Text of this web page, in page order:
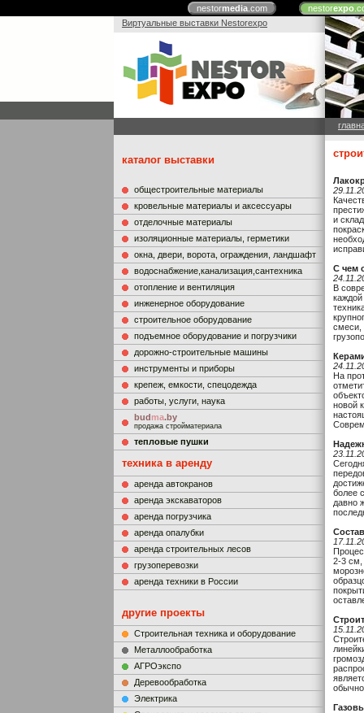
nestormedia.com nestorexpo
Виртуальные выставки Nestorexpo
каталог выставки
общестроительные материалы
кровельные материалы и аксессуары
отделочные материалы
изоляционные материалы, герметики
окна, двери, ворота, ограждения, ландшафт
водоснабжение,канализация,сантехника
отопление и вентиляция
инженерное оборудование
строительное оборудование
подъемное оборудование и погрузчики
дорожно-строительные машины
инструменты и приборы
крепеж, емкости, спецодежда
работы, услуги, наука
budma.by
продажа стройматериала
тепловые пушки
техника в аренду
аренда автокранов
аренда экскаваторов
аренда погрузчика
аренда опалубки
аренда строительных лесов
грузоперевозки
аренда техники в России
другие проекты
Строительная техника и оборудование
Металлообработка
АГРОэкспо
Деревообработка
Электрика
и
С чем
В
каждой
смеси,
На
новой
более
давно
2-3 см,